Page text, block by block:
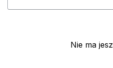
Nie ma